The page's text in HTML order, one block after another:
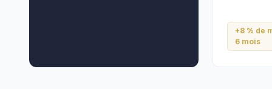
+8 % de
6 mois